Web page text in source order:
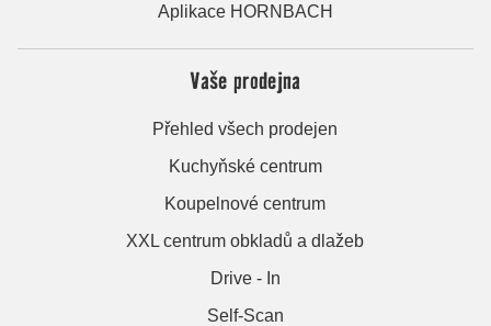
Aplikace HORNBACH
Vaše prodejna
Přehled všech prodejen
Kuchyňské centrum
Koupelnové centrum
XXL centrum obkladů a dlažeb
Drive - In
Self-Scan